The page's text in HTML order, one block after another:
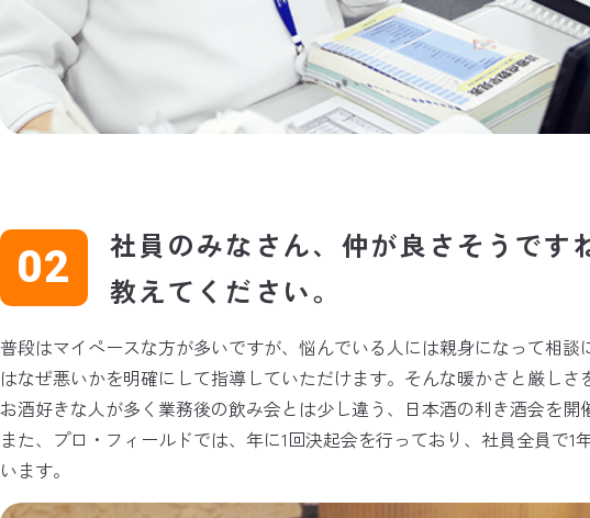
社員のみなさん、仲が良さそうです
教えてください。
普段はマイペースな方が多いですが、悩んでいる人には親身になって相
はなぜ悪いかを明確にして指導していただけます。そんな暖かさと厳しさ
お酒好きな人が多く業務後の飲み会とは少し違う、日本酒の利き酒会を開
また、プロ・フィールドでは、年に1回決起会を行っており、社員全員で
います。